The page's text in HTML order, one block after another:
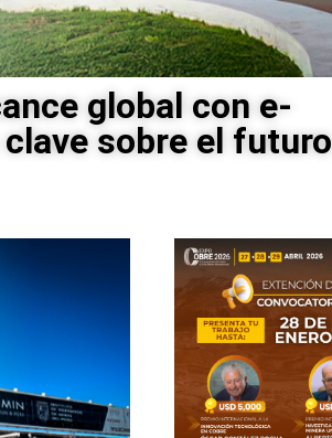
global con e-
sobre el futuro